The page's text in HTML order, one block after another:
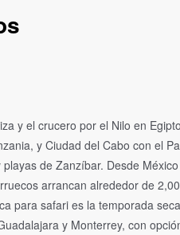
y el crucero por el Nilo en
y Ciudad del Cabo con el
de Zanzíbar. Desde
arrancan alrededor de
para safari es la temporada
y Monterrey, con